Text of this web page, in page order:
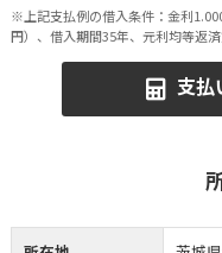
※上記支払例の借入条件：金利
円）、借入期間35年、元利均等返
支払